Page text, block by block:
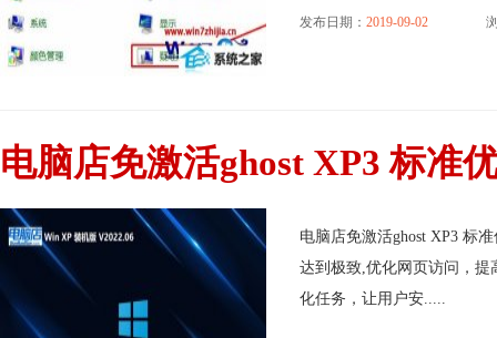
发布日期： 2019-09-02
电脑店免激活ghost XP3 标准
电脑店免激活ghost XP3 标
达到极致,优化网页访问，
化任务，让用户安.....